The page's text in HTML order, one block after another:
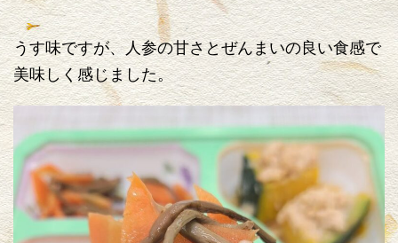
うす味ですが、人参の甘さとぜんまいの良い食感で
美味しく感じました。